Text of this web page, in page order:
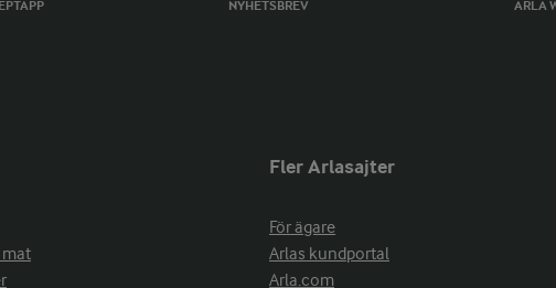
NYHETSBREV ARLA
mat
Fler Arlasajter
För ägare
Arlas kundportal
Arla.com